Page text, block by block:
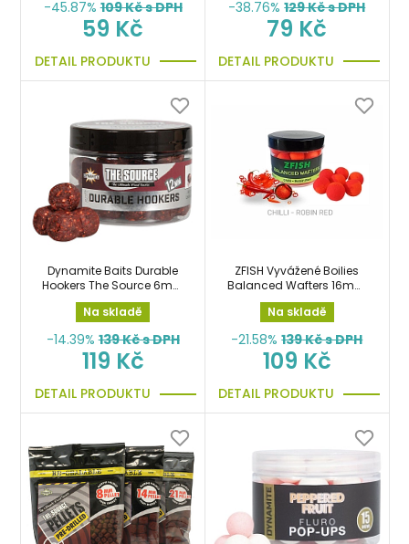
-45.87% 109Kč s DPH
59 Kč
DETAIL PRODUKTU
-38.76% 129Kč s DPH
79 Kč
DETAIL PRODUKTU
Dynamite Baits Durable
Hookers The Source 6mm
pelety
Na skladě
-14.39% 139Kč s DPH
119 Kč
DETAIL PRODUKTU
ZFISH Vyvážené Boilies
Balanced Wafters 16mm
Chilli-Robin Red
Na skladě
-21.58% 139Kč s DPH
109 Kč
DETAIL PRODUKTU